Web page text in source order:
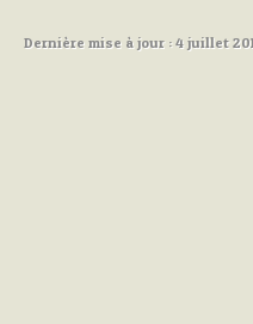
Dernière mise à jour : 4 juillet